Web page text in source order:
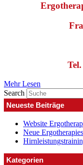
Mehr Lesen
Search
Neueste Beiträge
Website
Neue
Kategorien